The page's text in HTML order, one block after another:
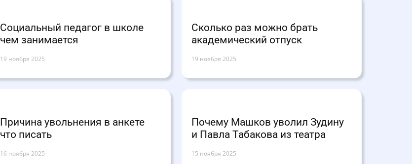
Социальный педагог в школе
чем занимается
19 ноября 2025
Сколько раз можно брать
академический отпуск
19 ноября 2025
Причина увольнения в анкете
что писать
16 ноября 2025
Почему Машков уволил Зудину
и Павла Табакова из театра
15 ноября 2025